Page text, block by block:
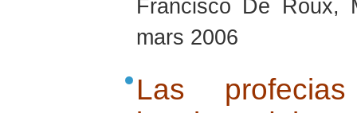
Francisco De Roux,
mars 2006
Las